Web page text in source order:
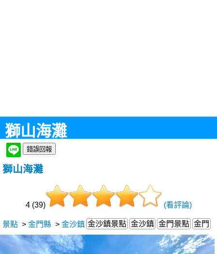
獅山海灘
獅山海灘
4 (39) (看評論)
景點 > 金門縣 > 金沙鎮 金沙鎮景點 金沙鎮 金門景點 金門